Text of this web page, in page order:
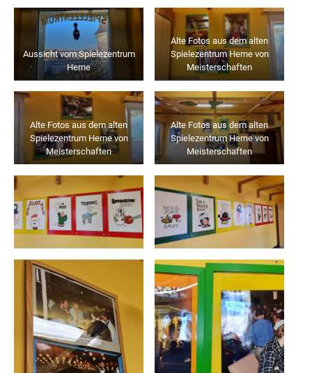
Aussicht vom Spielezentrum
Herne
Alte Fotos aus dem alten
Spielezentrum Herne von
Meisterschaften
Alte Fotos aus dem alten
Spielezentrum Herne von
Meisterschaften
Alte Fotos aus dem alten
Spielezentrum Herne von
Meisterschaften